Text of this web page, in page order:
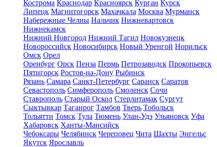
Кострома Краснодар Красноярск Курган Курск
Липецк Магнитогорск Махачкала Москва Мурманск
Набережные Челны Нальчик Нижневартовск
Нижнекамск
Нижний Новгород Нижний Тагил Новокузнецк
Новороссийск Новосибирск Новый Уренгой Норильск
Омск Орел
Оренбург Орск Пенза Пермь Петрозаводск Прокопьевск
Пятигорск Ростов-на-Дону Рыбинск
Рязань Самара Санкт-Петербург Саранск Саратов
Севастополь Симферополь Смоленск Сочи
Ставрополь Старый Оскол Стерлитамак Сургут
Сыктывкар Таганрог Тамбов Тверь Тобольск
Тольятти Томск Тула Тюмень Улан-Удэ Ульяновск Уфа
Хабаровск Ханты-Мансийск
Чебоксары Челябинск Череповец Чита Шахты Энгельс
Якутск Ярославль